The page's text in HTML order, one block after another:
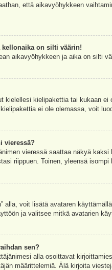
että aikavyöhykkeen
kellonaika on silti väärin!
aikavyöhykkeen ja aika on silti
kielellesi kielipakettia tai kukaan
ei ole olemassa, voit
vieressä?
vieressä saattaa näkyä
riippuen. Toinen, yleensä
alla, voit lisätä avataren
ja valitsee mitkä avatarien
sen?
alla osoittavat
määrittelemiä. Älä kirjoita